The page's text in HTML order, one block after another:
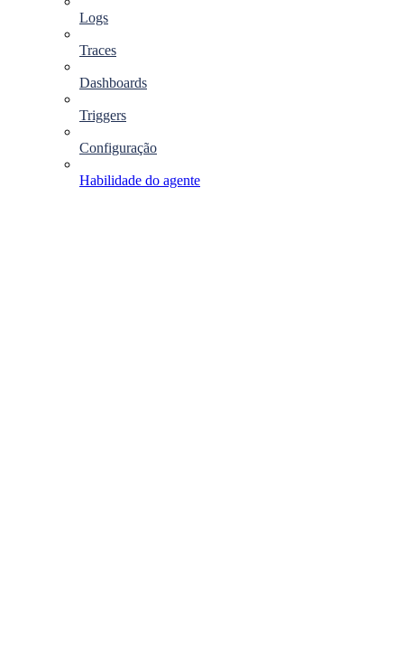
Logs
Traces
Dashboards
Triggers
Configuração
Habilidade do agente